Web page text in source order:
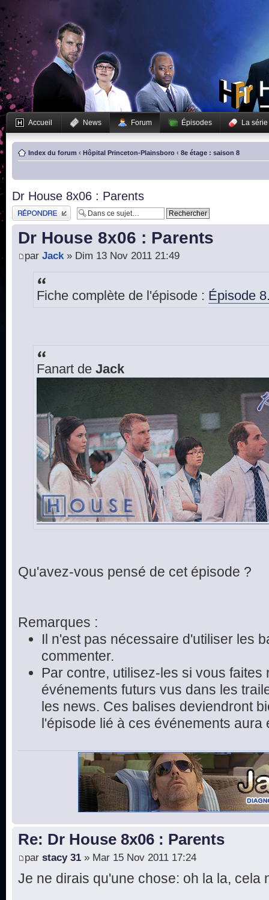
Accueil News Forum Épisodes La série
Index du forum ‹ Hôpital Princeton-Plainsboro ‹ 8e étage : saison 8
Dr House 8x06 : Parents
Publier une réponse
Dr House 8x06 : Parents
par Jack» Dim 13 Nov 2011 21:49
Fiche complète de l'épisode : Épisode
Fanart de Jack
Qu'avez-vous pensé de cet épisode ?
Remarques :
Il n'est pas nécessaire d'utiliser les
commenter.
Par contre, utilisez-les si vous faites
événements futurs vus dans les
les news. Ces balises deviendront
l'épisode lié à ces événements aura
Re: Dr House 8x06 : Parents
par stacy 31 » Mar 15 Nov 2011 17:24
Je ne dirais qu'une chose: oh la la, cela